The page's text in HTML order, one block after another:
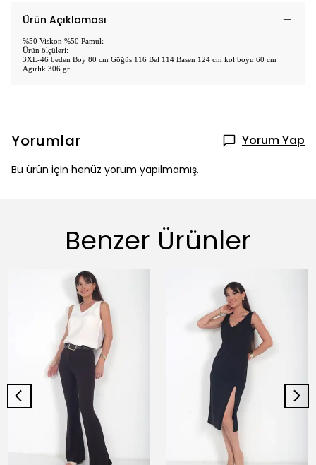
Ürün Açıklaması
%50 Viskon %50 Pamuk
Ürün ölçüleri:
3XL-46 beden Boy 80 cm Göğüs 116 Bel 114 Basen 124 cm kol boyu 60 cm
Agırlık 306 gr.
Yorumlar Yorum Yap
Bu ürün için henüz yorum yapılmamış.
Benzer Ürünler